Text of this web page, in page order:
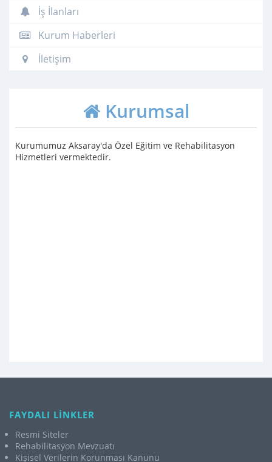
İş İlanları
Kurum Haberleri
İletişim
Kurumsal
Kurumumuz Aksaray'da Özel Eğitim ve Rehabilitasyon
Hizmetleri vermektedir.
FAYDALI LİNKLER
Resmi Siteler
Rehabilitasyon Mevzuatı
Kişisel Verilerin Korunması Kanunu